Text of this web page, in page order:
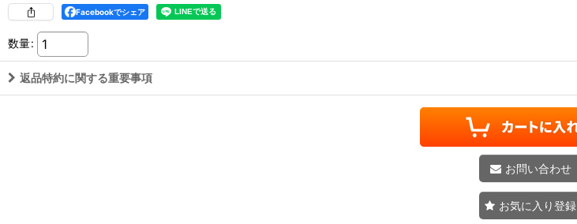
Facebookでシェア
数量:
返品特約に関する重要事項
お問い合わせ
お気に入り登録